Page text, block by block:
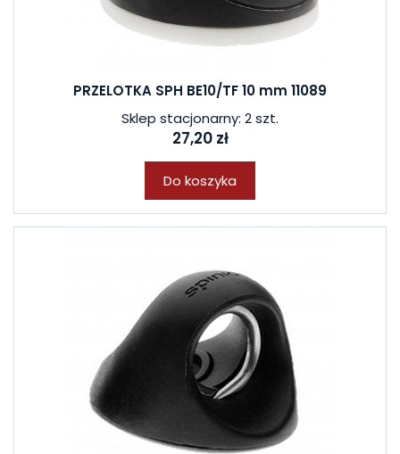
PRZELOTKA SPH BE10/TF 10 mm 11089
Sklep stacjonarny: 2 szt.
27,20 zł
Do koszyka